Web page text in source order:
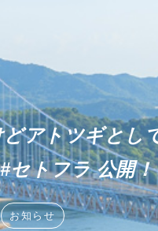
アトツギとし
セトフラ 公開！
お知らせ